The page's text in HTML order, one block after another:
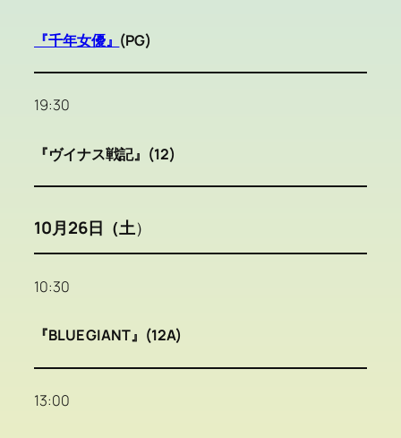
『千年女優』 (PG)
19:30
『ヴイナス戦記』(12)
10月26日（土）
10:30
『BLUE GIANT』(12A)
13:00